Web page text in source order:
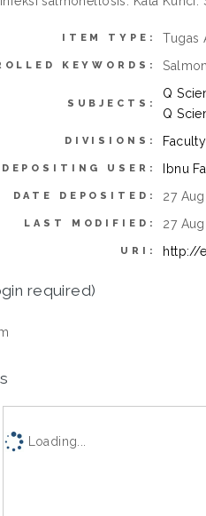
ITEM TYPE: Tugas
KEYWORDS:
SUBJECTS:
Q
Q
DIVISIONS:
DEPOSITING USER: Ibnu
DATE DEPOSITED: 27
LAST MODIFIED: 27
URI: http://
required)
Loading...